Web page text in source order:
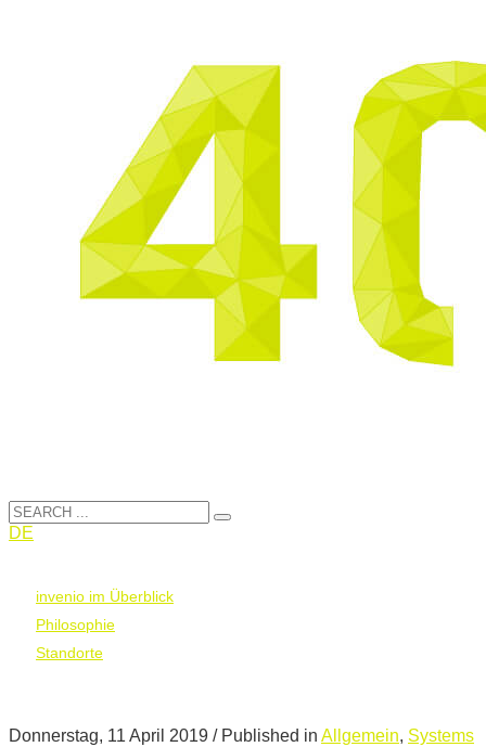
DE
invenio im Überblick
Philosophie
Standorte
Donnerstag, 11 April 2019 / Published in Allgemein, Systems